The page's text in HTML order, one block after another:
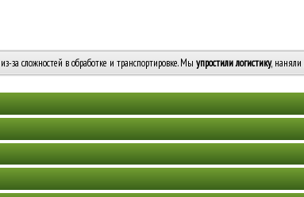
за сложностей в обработке и транспортировке. Мы упростили логистику, наняли